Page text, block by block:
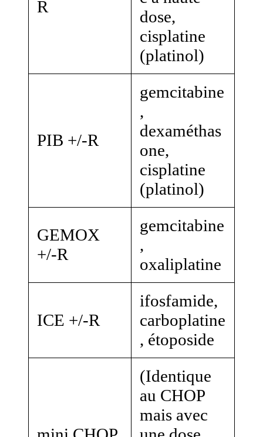
R
dose,
cisplatine
(platinol)
PIB +/-R
gemcitabine
,
dexaméthas
one,
cisplatine
(platinol)
GEMOX
+/-R
gemcitabine
,
oxaliplatine
ICE +/-R
ifosfamide,
carboplatine
, étoposide
(Identique
au CHOP
mais avec